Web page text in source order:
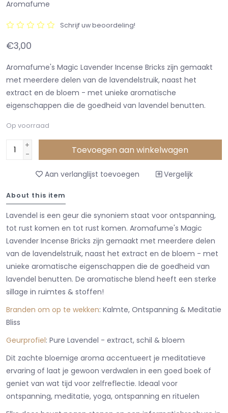
Aromafume
Schrijf uw beoordeling!
€3,00
Aromafume's Magic Lavender Incense Bricks zijn gemaakt
met meerdere delen van de lavendelstruik, naast het
extract en de bloem - met unieke aromatische
eigenschappen die de goedheid van lavendel benutten.
Op voorraad
+
-
Toevoegen aan winkelwagen
Aan verlanglijst toevoegen Vergelijk
About this item
Lavendel is een geur die synoniem staat voor ontspanning,
tot rust komen en tot rust komen. Aromafume's Magic
Lavender Incense Bricks zijn gemaakt met meerdere delen
van de lavendelstruik, naast het extract en de bloem - met
unieke aromatische eigenschappen die de goedheid van
lavendel benutten. De aromatische blend heeft een sterke
sillage in ruimtes & stoffen!
Branden om op te wekken: Kalmte, Ontspanning & Meditatie
Bliss
Geurprofiel: Pure Lavendel - extract, schil & bloem
Dit zachte bloemige aroma accentueert je meditatieve
ervaring of laat je gewoon verdwalen in een goed boek of
geniet van wat tijd voor zelfreflectie. Ideaal voor
ontspanning, meditatie, yoga, ontspanning en rituelen